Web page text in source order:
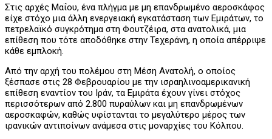
Στις αρχές Μαΐου, ένα πλήγμα με μη επανδρωμένο αεροσκάφος
είχε στόχο μια άλλη ενεργειακή εγκατάσταση των Εμιράτων, το
πετρελαϊκό συγκρότημα στη Φουτζέιρα, στα ανατολικά, μια
επίθεση που τότε αποδόθηκε στην Τεχεράνη, η οποία απέρριψε
κάθε εμπλοκή.
Από την αρχή του πολέμου στη Μέση Ανατολή, ο οποίος
ξέσπασε στις 28 Φεβρουαρίου με την ισραηλινοαμερικανική
επίθεση εναντίον του Ιράν, τα Εμιράτα έχουν γίνει στόχος
περισσότερων από 2.800 πυραύλων και μη επανδρωμένων
αεροσκαφών, καθώς υφίστανται το μεγαλύτερο μέρος των
ιρανικών αντιποίνων ανάμεσα στις μοναρχίες του Κόλπου.